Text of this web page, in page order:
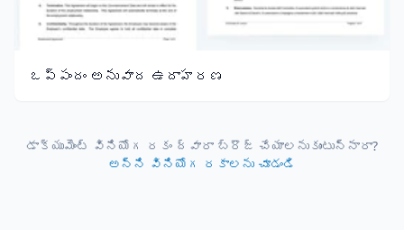
ఒప్పందం అనువాద ఉదాహరణ
డాక్యుమెంట్ వినియోగ రకం ద్వారా బ్రౌజ్ చేయాలనుకుంటున్నారా?
అన్ని వినియోగ రకాలను చూడండి